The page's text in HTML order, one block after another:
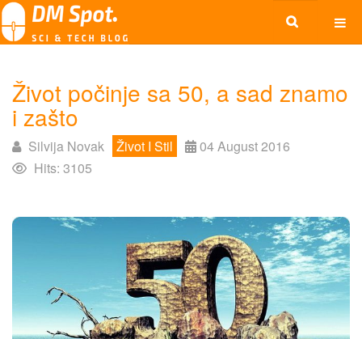
Život počinje sa 50, a sad znamo
i zašto
Silvija Novak Život I Stil
04 August 2016
Hits: 3105